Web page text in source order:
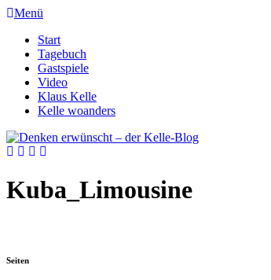
Menü
Start
Tagebuch
Gastspiele
Video
Klaus Kelle
Kelle woanders
Kuba_Limousine
Seiten